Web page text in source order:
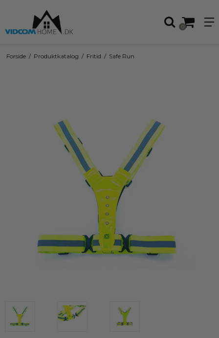
0
Forside / Produktkatalog / Fritid / Safe Run